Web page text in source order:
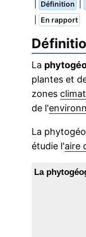
Définition
En rapport
La
plantes et
zones
de l'
La
étudie l'aire
La